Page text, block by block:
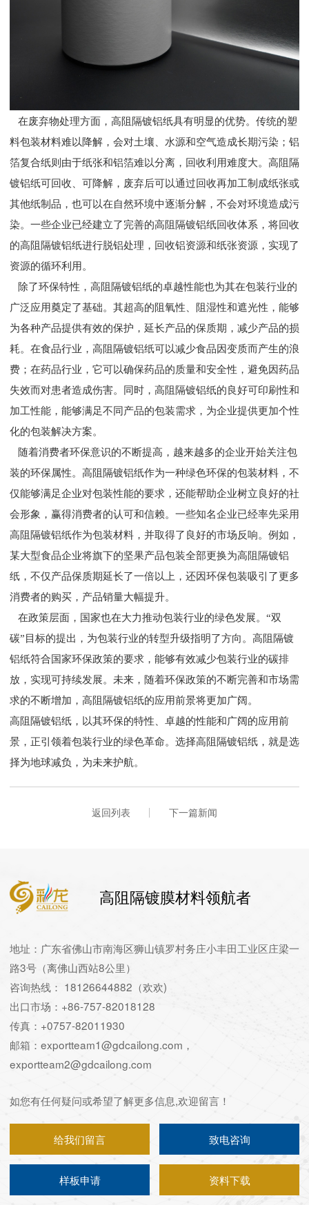
在废弃物处理方面，高阻隔镀铝纸具有明显的优势。传统的塑
料包装材料难以降解，会对土壤、水源和空气造成长期污染；铝
箔复合纸则由于纸张和铝箔难以分离，回收利用难度大。高阻隔
镀铝纸可回收、可降解，废弃后可以通过回收再加工制成纸张或
其他纸制品，也可以在自然环境中逐渐分解，不会对环境造成污
染。一些企业已经建立了完善的高阻隔镀铝纸回收体系，将回收
的高阻隔镀铝纸进行脱铝处理，回收铝资源和纸张资源，实现了
资源的循环利用。
除了环保特性，高阻隔镀铝纸的卓越性能也为其在包装行业的
广泛应用奠定了基础。其超高的阻氧性、阻湿性和遮光性，能够
为各种产品提供有效的保护，延长产品的保质期，减少产品的损
耗。在食品行业，高阻隔镀铝纸可以减少食品因变质而产生的浪
费；在药品行业，它可以确保药品的质量和安全性，避免因药品
失效而对患者造成伤害。同时，高阻隔镀铝纸的良好可印刷性和
加工性能，能够满足不同产品的包装需求，为企业提供更加个性
化的包装解决方案。
随着消费者环保意识的不断提高，越来越多的企业开始关注包
装的环保属性。高阻隔镀铝纸作为一种绿色环保的包装材料，不
仅能够满足企业对包装性能的要求，还能帮助企业树立良好的社
会形象，赢得消费者的认可和信赖。一些知名企业已经率先采用
高阻隔镀铝纸作为包装材料，并取得了良好的市场反响。例如，
某大型食品企业将旗下的坚果产品包装全部更换为高阻隔镀铝
纸，不仅产品保质期延长了一倍以上，还因环保包装吸引了更多
消费者的购买，产品销量大幅提升。
在政策层面，国家也在大力推动包装行业的绿色发展。“双
碳”目标的提出，为包装行业的转型升级指明了方向。高阻隔镀
铝纸符合国家环保政策的要求，能够有效减少包装行业的碳排
放，实现可持续发展。未来，随着环保政策的不断完善和市场需
求的不断增加，高阻隔镀铝纸的应用前景将更加广阔。
高阻隔镀铝纸，以其环保的特性、卓越的性能和广阔的应用前
景，正引领着包装行业的绿色革命。选择高阻隔镀铝纸，就是选
择为地球减负，为未来护航。
返回列表 下一篇新闻
高阻隔镀膜材料领航者
地址：广东省佛山市南海区狮山镇罗村务庄小丰田工业区庄梁一
路3号（离佛山西站8公里）
咨询热线： 18126644882（欢欢)
出口市场：+86-757-82018128
传真：+0757-82011930
邮箱：exportteam1@gdcailong.com，
exportteam2@gdcailong.com
如您有任何疑问或希望了解更多信息,欢迎留言！
给我们留言 致电咨询
样板申请 资料下载